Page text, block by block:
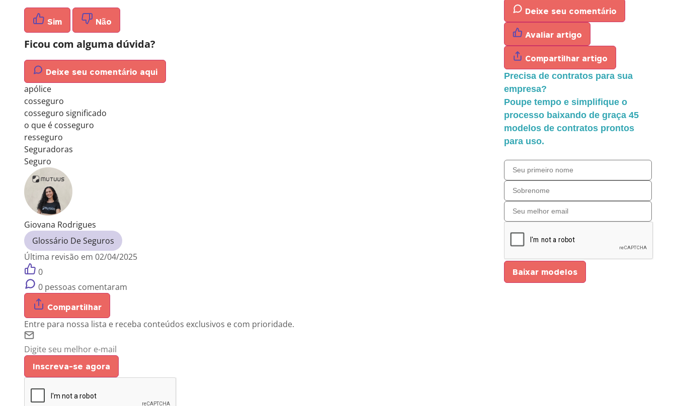
Sim Não
Ficou com alguma dúvida?
Deixe seu comentário aqui
apólice
cosseguro
cosseguro significado
o que é cosseguro
resseguro
Seguradoras
Seguro
Giovana Rodrigues
Glossário De Seguros
Última revisão em 02/04/2025
0
0 pessoas comentaram
Compartilhar
Entre para nossa lista e receba conteúdos exclusivos e com prioridade.
Inscreva-se agora
Deixe seu comentário
Avaliar artigo
Compartilhar artigo
Precisa de contratos para sua
empresa?
Poupe tempo e simplifique o
processo baixando de graça 45
modelos de contratos prontos
para uso.
Baixar modelos